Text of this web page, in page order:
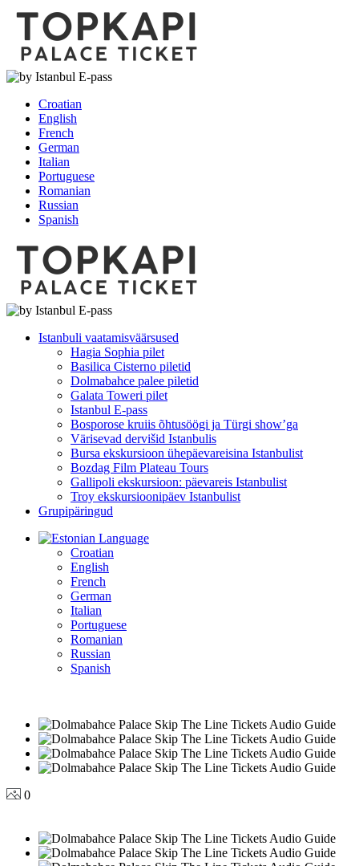
Croatian
English
French
German
Italian
Portuguese
Romanian
Russian
Spanish
Istanbuli vaatamisväärsused
Hagia Sophia pilet
Basilica Cisterno piletid
Dolmabahce palee piletid
Galata Toweri pilet
Istanbul E-pass
Bosporose kruiis õhtusöögi ja Türgi show’ga
Värisevad dervišid Istanbulis
Bursa ekskursioon ühepäevareisina Istanbulist
Bozdag Film Plateau Tours
Gallipoli ekskursioon: päevareis Istanbulist
Troy ekskursioonipäev Istanbulist
Grupipäringud
Language
Croatian
English
French
German
Italian
Portuguese
Romanian
Russian
Spanish
0